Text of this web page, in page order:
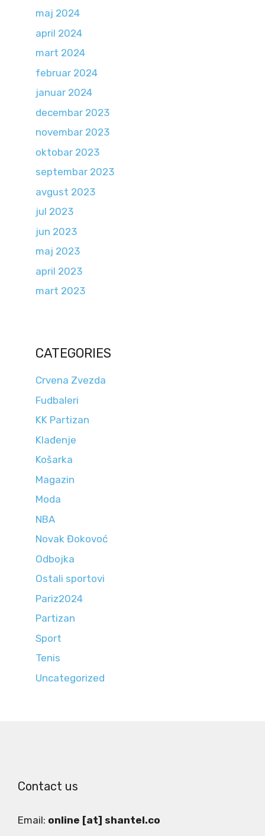
maj 2024
april 2024
mart 2024
februar 2024
januar 2024
decembar 2023
novembar 2023
oktobar 2023
septembar 2023
avgust 2023
jul 2023
jun 2023
maj 2023
april 2023
mart 2023
CATEGORIES
Crvena Zvezda
Fudbaleri
KK Partizan
Klađenje
Košarka
Magazin
Moda
NBA
Novak Đokovoć
Odbojka
Ostali sportovi
Pariz2024
Partizan
Sport
Tenis
Uncategorized
Contact us
Email: online [at] shantel.co